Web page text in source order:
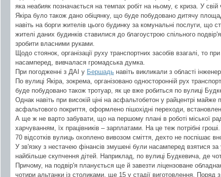
яка неабияк позначається на темпах робіт на ньому, є криза. У
Якіра було також дано обіцянку, що буде побудовано дитячу
навіть на борги жителів цього будинку за комунальні послуги, що
жителі даних будинків ставилися до благоустрою спільного
зробити власними руками.
Щодо стоянок, організації руху транспортних засобів взагалі, то
насамперед, вивчалася громадська думка.
При погодженні з ДАІ у Бершадь навіть викликали з області
По вулиці Якіра, зокрема, організовано односторонній рух
буде побудовано також тротуар, як це вже робиться по вулиці
Однак навіть при високій ціні на асфальтобетон у райцентрі
асфальтового покриття, оформлено пішохідні переходи,
А ще ж не варто забувати, що на першому плані в роботі міської
харчуванням, їх працівників – зарплатами. На це теж потрібні
70 відсотків вулиць охоплено вивозом сміття, дехто не поспішає
У зв'язку з нестачею фінансів змушені були насамперед взятися
найбільше скупчення дітей. Наприклад, по вулиці Будкевича, де
Причому, на подвір'я планується ще й завезти ліцензоване
чотири альтанки із столиками, ще 15 у стадії виготовлення. Поряд